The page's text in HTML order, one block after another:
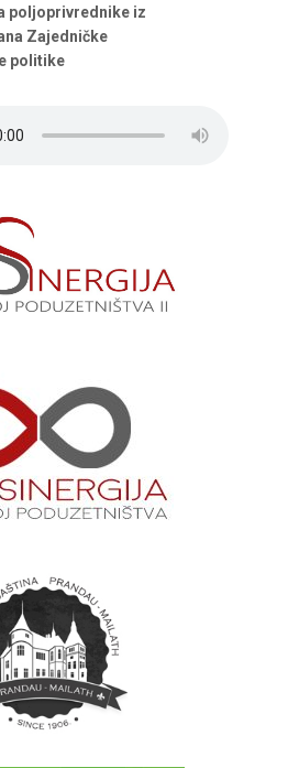
poljoprivrednike iz
Zajedničke
politike